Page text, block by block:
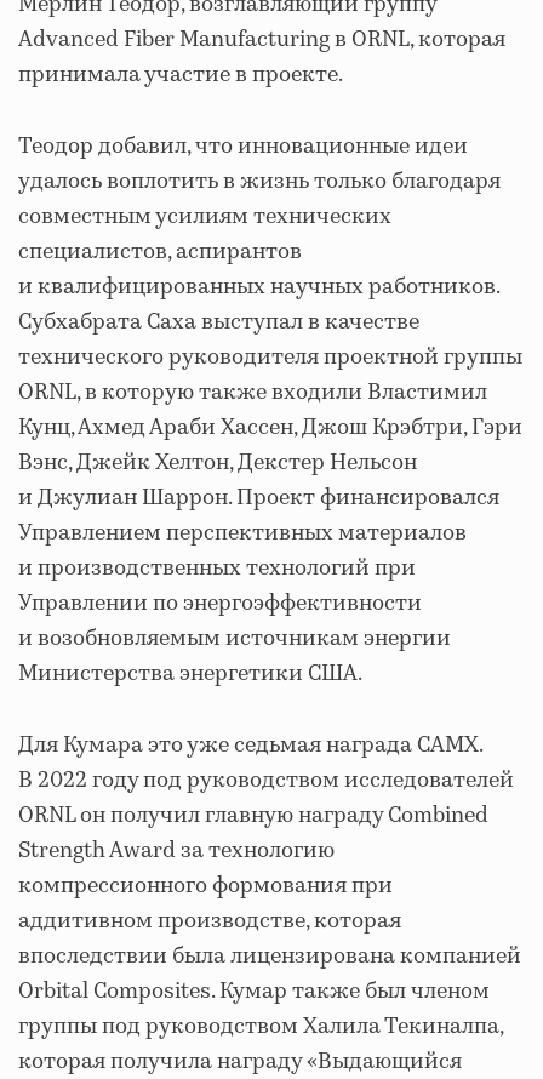
Advanced Fiber Manufacturing в ORNL, которая
принимала участие в проекте.
Теодор добавил, что инновационные идеи
удалось воплотить в жизнь только благодаря
совместным усилиям технических
специалистов, аспирантов
и квалифицированных научных работников.
Субхабрата Саха выступал в качестве
технического руководителя проектной группы
ORNL, в которую также входили Властимил
Кунц, Ахмед Араби Хассен, Джош Крэбтри, Гэри
Вэнс, Джейк Хелтон, Декстер Нельсон
и Джулиан Шаррон. Проект финансировался
Управлением перспективных материалов
и производственных технологий при
Управлении по энергоэффективности
и возобновляемым источникам энергии
Министерства энергетики США.
Для Кумара это уже седьмая награда CAMX.
В 2022 году под руководством исследователей
ORNL он получил главную награду Combined
Strength Award за технологию
компрессионного формования при
аддитивном производстве, которая
впоследствии была лицензирована компанией
Orbital Composites. Кумар также был членом
группы под руководством Халила Текиналпа,
которая получила награду «Выдающийся